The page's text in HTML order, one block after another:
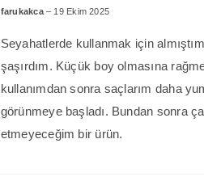
farukakca – 19 Ekim 2025
Seyahatlerde kullanmak için
şaşırdım. Küçük boy olmasına
kullanımdan sonra saçlarım daha
görünmeye başladı. Bundan sonra
etmeyeceğim bir ürün.